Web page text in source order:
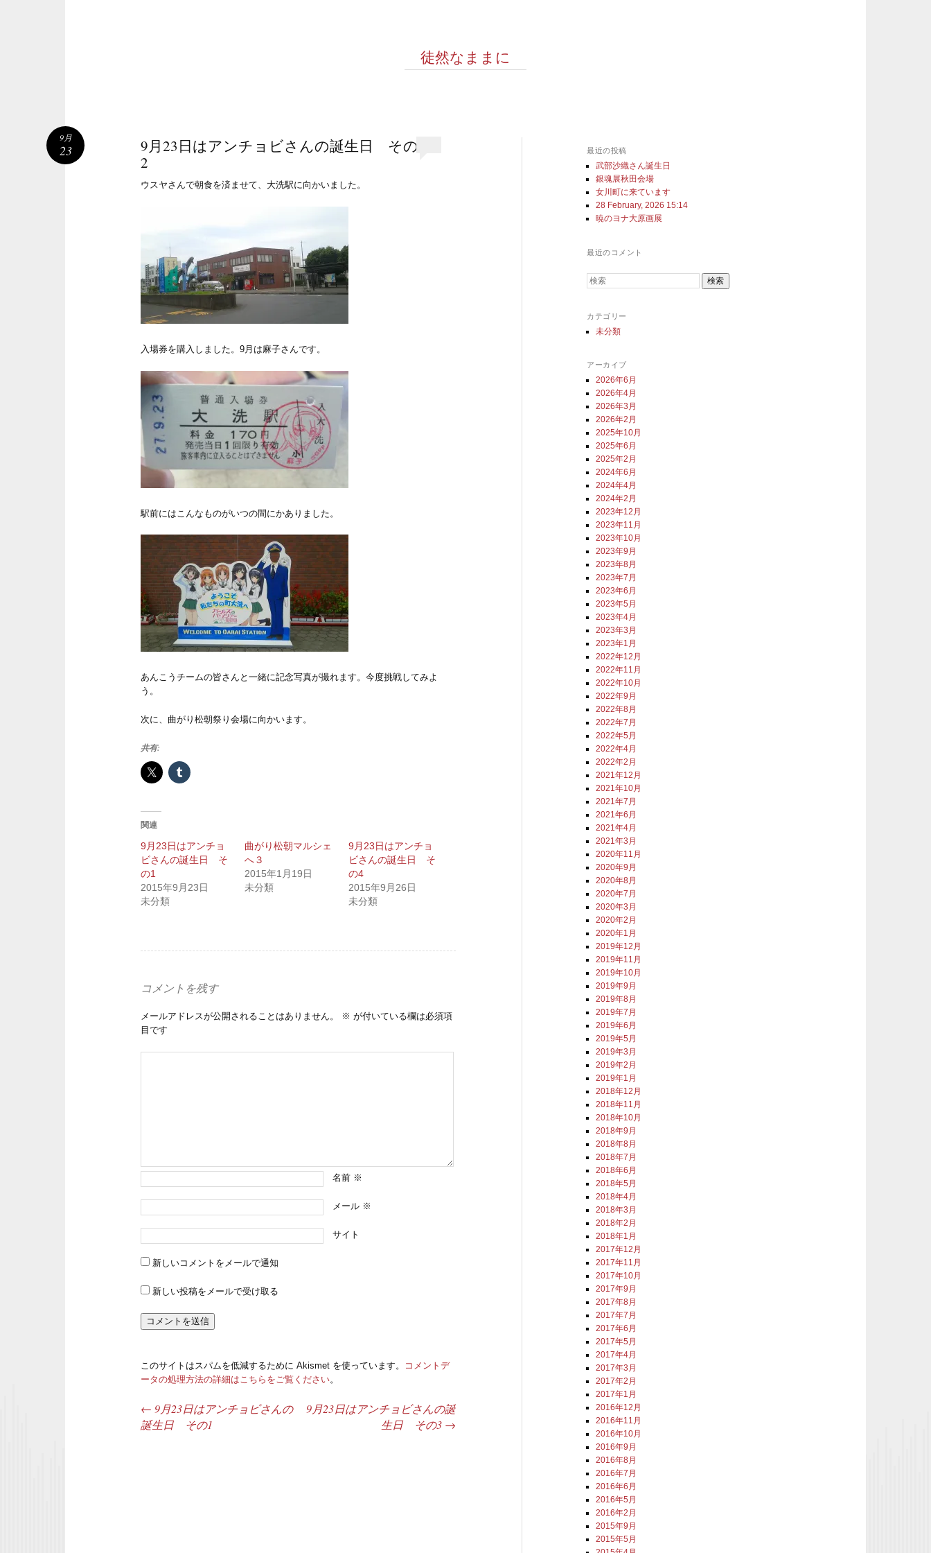
徒然なままに
9月23日はアンチョビさんの誕生日 その
2
ウスヤさんで朝食を済ませて、大洗駅に向かいました。
入場券を購入しました。9月は麻子さんです。
駅前にはこんなものがいつの間にかありました。
あんこうチームの皆さんと一緒に記念写真が撮れます。今度挑戦してみよ
う。
次に、曲がり松朝祭り会場に向かいます。
共有:
関連
9月23日はアンチョ
ビさんの誕生日 そ
の1
2015年9月23日
未分類
曲がり松朝マルシェ
へ３
2015年1月19日
未分類
9月23日はアンチョ
ビさんの誕生日 そ
の4
2015年9月26日
未分類
9月
23
コメントを残す
メールアドレスが公開されることはありません。 ※ が付いている欄は必須項
目です
名前 ※
メール ※
サイト
新しいコメントをメールで通知
新しい投稿をメールで受け取る
このサイトはスパムを低減するために Akismet を使っています。
コメントデ
ータの処理方法の詳細はこちらをご覧ください。
投稿ナビゲーション
← 9月23日はアンチョビさんの
誕生日 その1
9月23日はアンチョビさんの誕
生日 その3 →
最近の投稿
武部沙織さん誕生日
銀魂展秋田会場
女川町に来ています
28 February, 2026 15:14
暁のヨナ大原画展
最近のコメント
検索
カテゴリー
未分類
アーカイブ
2026年6月
2026年4月
2026年3月
2026年2月
2025年10月
2025年6月
2025年2月
2024年6月
2024年4月
2024年2月
2023年12月
2023年11月
2023年10月
2023年9月
2023年8月
2023年7月
2023年6月
2023年5月
2023年4月
2023年3月
2023年1月
2022年12月
2022年11月
2022年10月
2022年9月
2022年8月
2022年7月
2022年5月
2022年4月
2022年2月
2021年12月
2021年10月
2021年7月
2021年6月
2021年4月
2021年3月
2020年11月
2020年9月
2020年8月
2020年7月
2020年3月
2020年2月
2020年1月
2019年12月
2019年11月
2019年10月
2019年9月
2019年8月
2019年7月
2019年6月
2019年5月
2019年3月
2019年2月
2019年1月
2018年12月
2018年11月
2018年10月
2018年9月
2018年8月
2018年7月
2018年6月
2018年5月
2018年4月
2018年3月
2018年2月
2018年1月
2017年12月
2017年11月
2017年10月
2017年9月
2017年8月
2017年7月
2017年6月
2017年5月
2017年4月
2017年3月
2017年2月
2017年1月
2016年12月
2016年11月
2016年10月
2016年9月
2016年8月
2016年7月
2016年6月
2016年5月
2016年2月
2015年9月
2015年5月